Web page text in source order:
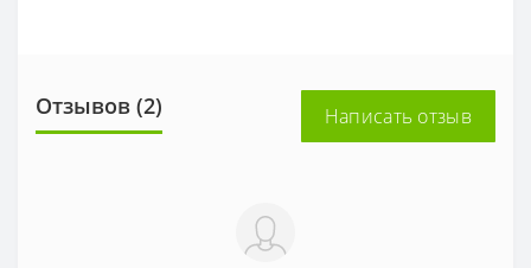
Отзывов (2) Написать отзыв